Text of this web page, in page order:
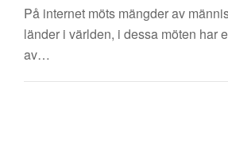
På internet möts mängder av
länder i världen, i dessa möten har
av…